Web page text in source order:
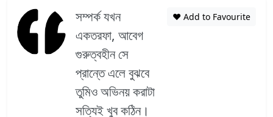
সম্পর্ক যখন
একতরফা, আবেগ
গুরুত্বহীন সে
প্রান্তে এলে বুঝবে
তুমিও অভিনয় করাটা
সত্যিই খুব কঠিন।
❤️ Add to Favourite